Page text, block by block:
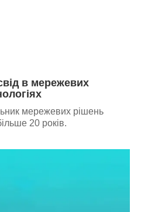
в мережевих
мережевих рішень
20 років.